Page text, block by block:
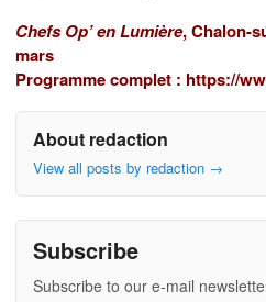
Chefs Op’ en Lumière, Chalon-
mars
Programme complet : https://
About redaction
View all posts by redaction →
Subscribe
Subscribe to our e-mail